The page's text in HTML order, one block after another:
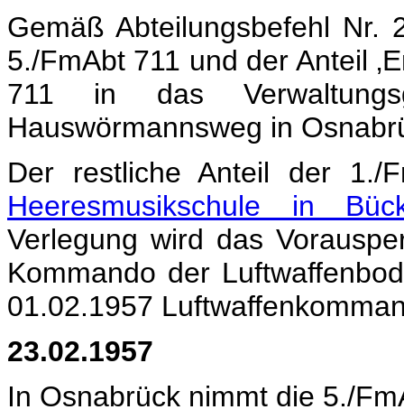
Gemäß Abteilungsbefehl
5./FmAbt 711 und der Anteil
711 in das
Hauswörmannsweg in
Der restliche Anteil der
Heeresmusikschule in
Verlegung wird das
Kommando der
01.02.1957
23.02.1957
In Osnabrück nimmt die 5./